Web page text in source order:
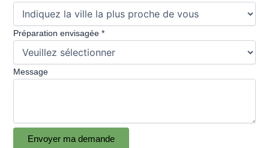
Préparation envisagée*
Message
Envoyer ma demande